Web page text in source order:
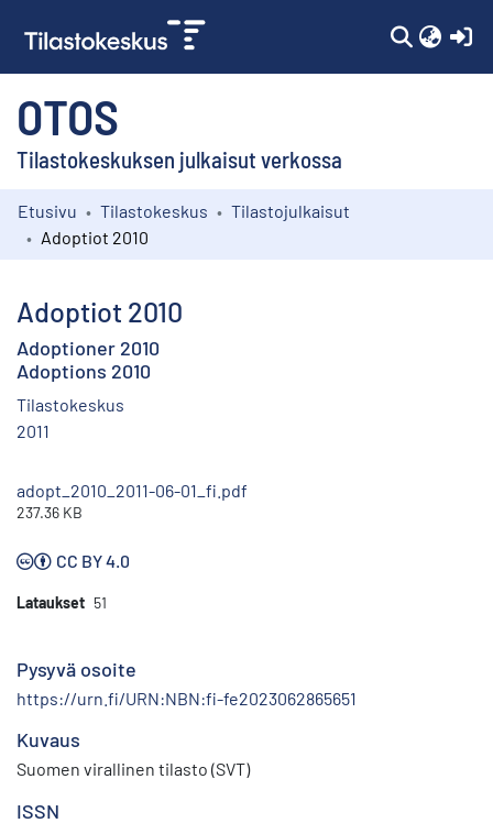
OTOS
Tilastokeskuksen julkaisut verkossa
Kokoelmat
Etusivu Tilastokeskus
Tilastojulkaisut
Adoptiot 2010
Adoptiot 2010
Adoptioner 2010
Adoptions 2010
Tilastokeskus
2011
adopt_2010_2011-06-01_fi.pdf
237.36 KB
CC BY 4.0
Lataukset 51
Pysyvä osoite
https://urn.fi/URN:NBN:fi-fe2023062865651
Kuvaus
Suomen virallinen tilasto (SVT)
ISSN